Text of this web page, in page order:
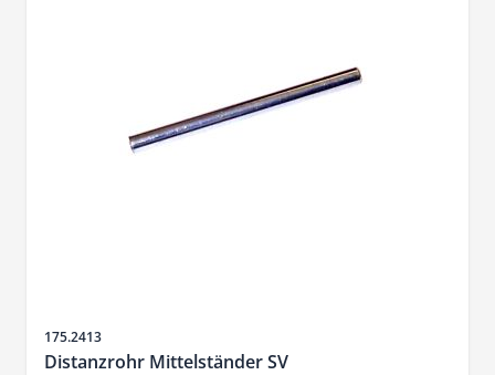
Artikelnr.
175.2413
Distanzrohr Mittelständer SV